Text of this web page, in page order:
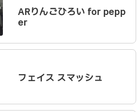
ARりんごひろい for pepp
er
フェイス スマッシュ